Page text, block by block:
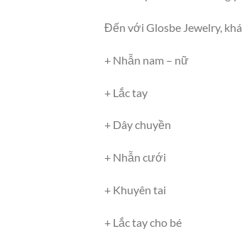
Đến với Glosbe Jewelry,
+ Nhẫn nam – nữ
+ Lắc tay
+ Dây chuyền
+ Nhẫn cưới
+ Khuyên tai
+ Lắc tay cho bé